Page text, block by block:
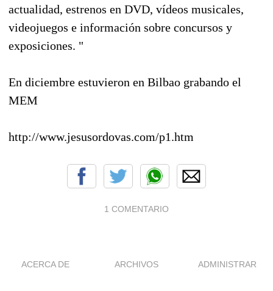
actualidad, estrenos en DVD, vídeos musicales,
videojuegos e información sobre concursos y
exposiciones. "
En diciembre estuvieron en Bilbao grabando el
MEM
http://www.jesusordovas.com/p1.htm
1 COMENTARIO
ACERCA DE ARCHIVOS ADMINISTRAR